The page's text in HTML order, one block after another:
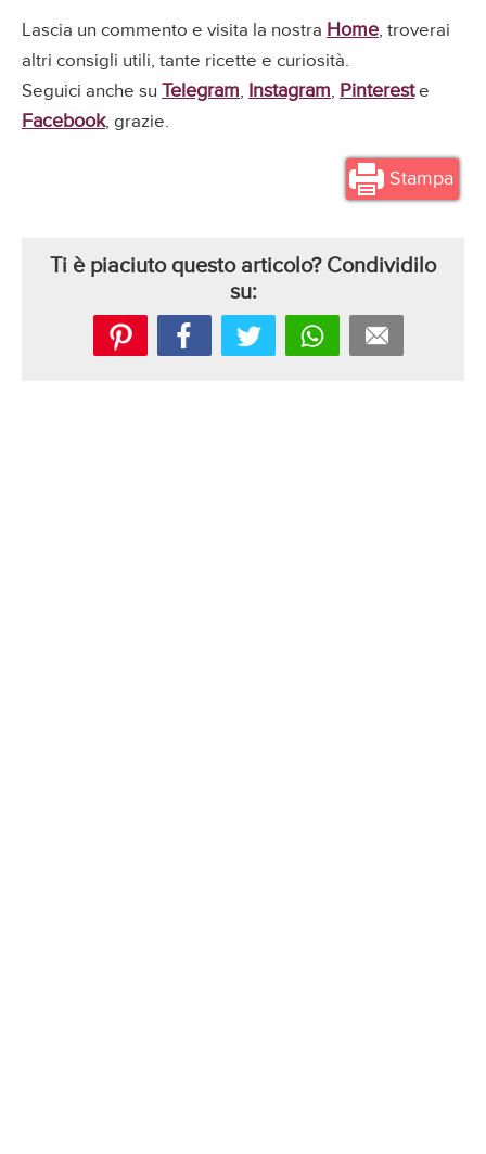
Lascia un commento e visita la nostra Home, troverai
altri consigli utili, tante ricette e curiosità.
Seguici anche su Telegram, Instagram, Pintereste
Facebook, grazie.
Stampa
Ti è piaciuto questo articolo? Condividilo
su: